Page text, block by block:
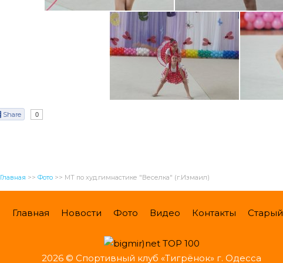
Share 0
Главная >> Фото >> МТ по худ.гимнастике "Веселка" (г.Измаил)
Главная Новости Фото Видео Контакты
2026 © Спортивный клуб «Тигрёнок» г. Одесса